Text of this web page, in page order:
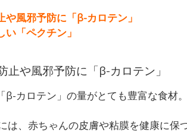
や風邪予防に「β-カロテン」
い「ペクチン」
止や風邪予防に「β-カロテン 」
β-カロテン」の量がとても豊富な食材。
は、赤ちゃんの皮膚や粘膜を健康に保